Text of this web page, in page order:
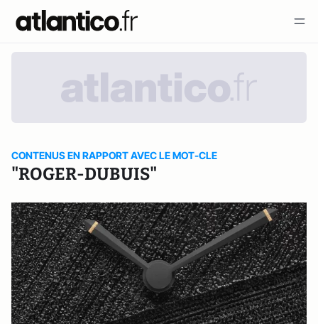
CONTENUS EN RAPPORT AVEC LE MOT-CLE
"ROGER-DUBUIS"